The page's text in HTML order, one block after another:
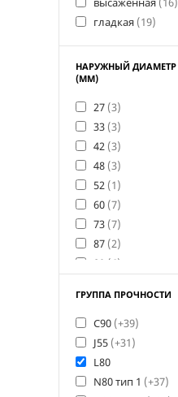
9.5(2)
гладкая (19)
НАРУЖНЫЙ ДИАМЕТР
(ММ)
27 (3)
33 (3)
42 (3)
48 (3)
52 (1)
60 (7)
73 (7)
87 (2)
89 (6)
102 (3)
114 (1)
ГРУППА ПРОЧНОСТИ
C90 (+39)
J55 (+31)
L80
N80 тип 1 (+37)